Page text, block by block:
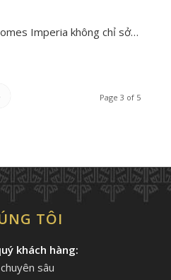
Imperia không chỉ sở…
Page 3 of 5
TÔI
khách hàng:
sâu